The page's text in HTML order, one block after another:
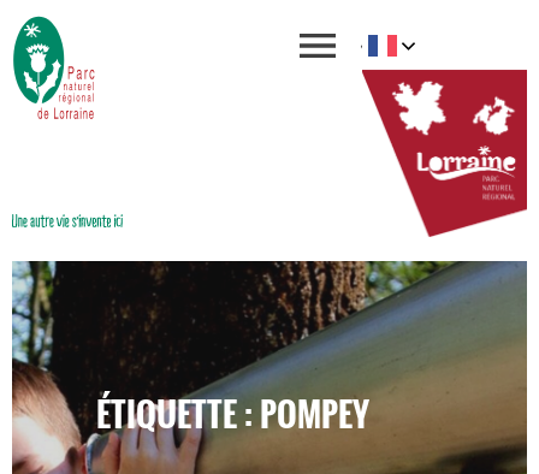
ÉTIQUETTE : POMPEY